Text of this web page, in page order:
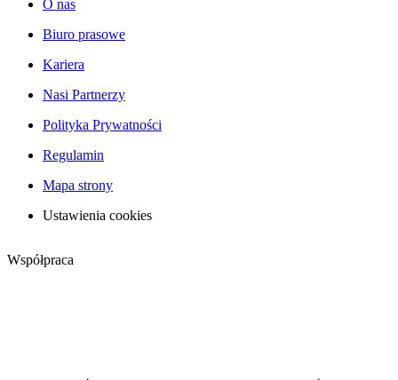
O nas
Biuro prasowe
Kariera
Nasi Partnerzy
Polityka Prywatności
Regulamin
Mapa strony
Ustawienia cookies
Współpraca